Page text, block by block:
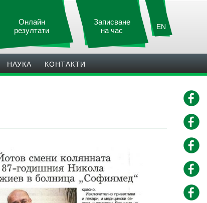
EN
Записване
на час
Онлайн
резултати
НАУКА КОНТАКТИ